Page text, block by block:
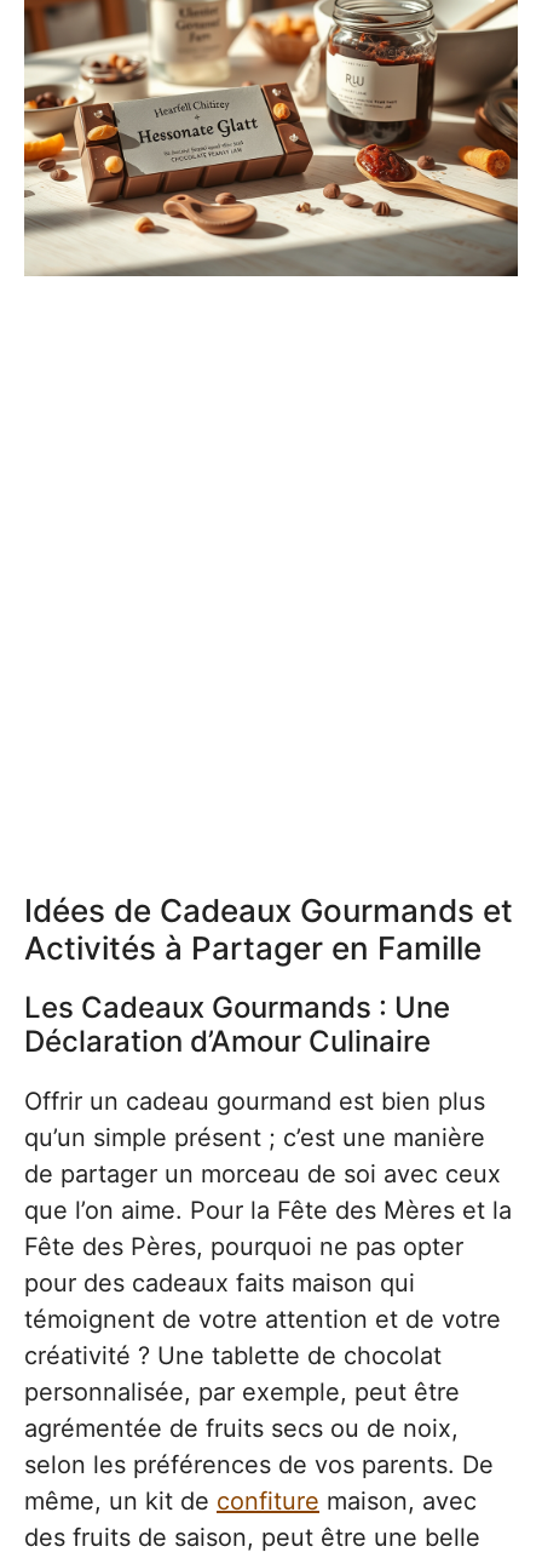
Idées de Cadeaux Gourmands et
Activités à Partager en Famille
Les Cadeaux Gourmands : Une
Déclaration d’Amour Culinaire
Offrir un cadeau gourmand est bien plus
qu’un simple présent ; c’est une manière
de partager un morceau de soi avec ceux
que l’on aime. Pour la Fête des Mères et la
Fête des Pères, pourquoi ne pas opter
pour des cadeaux faits maison qui
témoignent de votre attention et de votre
créativité ? Une tablette de chocolat
personnalisée, par exemple, peut être
agrémentée de fruits secs ou de noix,
selon les préférences de vos parents. De
même, un kit de confiture maison, avec
des fruits de saison, peut être une belle